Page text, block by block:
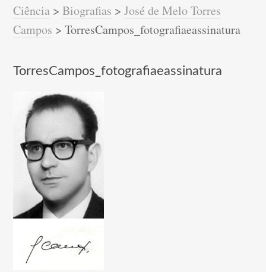
Ciência >Biografias >José de Melo Torres
Campos >TorresCampos_fotografiaeassinatura
TorresCampos_fotografiaeassinatura